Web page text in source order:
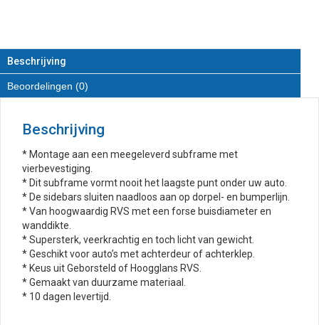
Beschrijving
Beoordelingen (0)
Beschrijving
* Montage aan een meegeleverd subframe met
vierbevestiging.
* Dit subframe vormt nooit het laagste punt onder uw auto.
* De sidebars sluiten naadloos aan op dorpel- en bumperlijn.
* Van hoogwaardig RVS met een forse buisdiameter en
wanddikte.
* Supersterk, veerkrachtig en toch licht van gewicht.
* Geschikt voor auto’s met achterdeur of achterklep.
* Keus uit Geborsteld of Hoogglans RVS.
* Gemaakt van duurzame materiaal.
* 10 dagen levertijd.